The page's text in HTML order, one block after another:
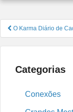
Navegação
de
O Karma Diário de
Categorias
Conexões